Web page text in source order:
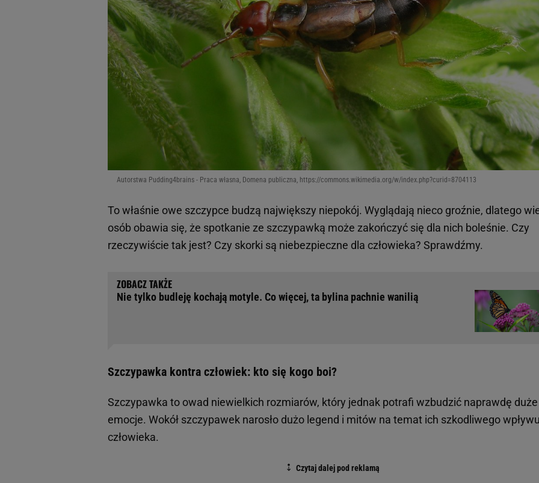
Autorstwa Pudding4brains - Praca własna, Domena publiczna, https://commons.wikimedia.org/w/index.php?curid=8704113
To właśnie owe szczypce budzą największy niepokój. Wyglądają nieco groźnie, dlatego
osób obawia się, że spotkanie ze szczypawką może zakończyć się dla nich boleśnie. Czy
rzeczywiście tak jest? Czy skorki są niebezpieczne dla człowieka? Sprawdźmy.
Nie tylko budleję kochają motyle. Co więcej, ta bylina pachnie wanilią
Szczypawka kontra człowiek: kto się kogo boi?
Szczypawka to owad niewielkich rozmiarów, który jednak potrafi wzbudzić naprawdę duże
emocje. Wokół szczypawek narosło dużo legend i mitów na temat ich szkodliwego
człowieka.